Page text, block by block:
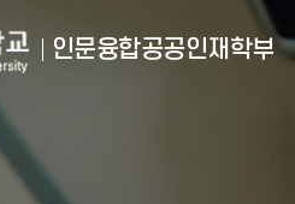
인문융합공공인재학부